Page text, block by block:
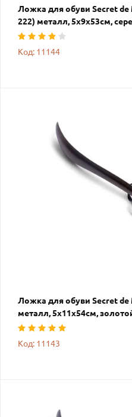
Ложка для обуви Secret
222) металл, 5х9х53см,
Код: 11144
Ложка для обуви Secret
металл, 5х11х54см,
Код: 11143